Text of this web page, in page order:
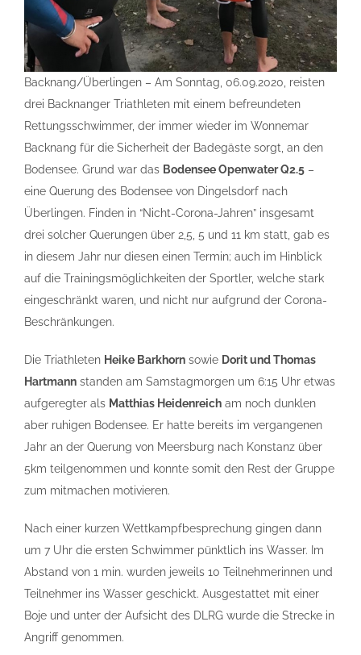
Backnang/Überlingen – Am Sonntag, 06.09.2020, reisten
drei Backnanger Triathleten mit einem befreundeten
Rettungsschwimmer, der immer wieder im Wonnemar
Backnang für die Sicherheit der Badegäste sorgt, an den
Bodensee. Grund war das Bodensee Openwater Q2.5 –
eine Querung des Bodensee von Dingelsdorf nach
Überlingen. Finden in “Nicht-Corona-Jahren” insgesamt
drei solcher Querungen über 2,5, 5 und 11 km statt, gab es
in diesem Jahr nur diesen einen Termin; auch im Hinblick
auf die Trainingsmöglichkeiten der Sportler, welche stark
eingeschränkt waren, und nicht nur aufgrund der Corona-
Beschränkungen.
Die Triathleten Heike Barkhorn sowie Dorit und Thomas
Hartmann standen am Samstagmorgen um 6:15 Uhr etwas
aufgeregter als Matthias Heidenreich am noch dunklen
aber ruhigen Bodensee. Er hatte bereits im vergangenen
Jahr an der Querung von Meersburg nach Konstanz über
5km teilgenommen und konnte somit den Rest der Gruppe
zum mitmachen motivieren.
Nach einer kurzen Wettkampfbesprechung gingen dann
um 7 Uhr die ersten Schwimmer pünktlich ins Wasser. Im
Abstand von 1 min. wurden jeweils 10 Teilnehmerinnen und
Teilnehmer ins Wasser geschickt. Ausgestattet mit einer
Boje und unter der Aufsicht des DLRG wurde die Strecke in
Angriff genommen.